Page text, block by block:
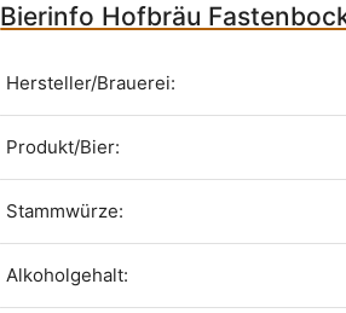
Bierinfo Hofbräu
Hersteller/Brauerei:
Produkt/Bier:
Stammwürze:
Alkoholgehalt: